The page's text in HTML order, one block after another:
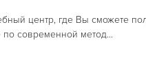
центр, где Вы сможете
по современной метод...